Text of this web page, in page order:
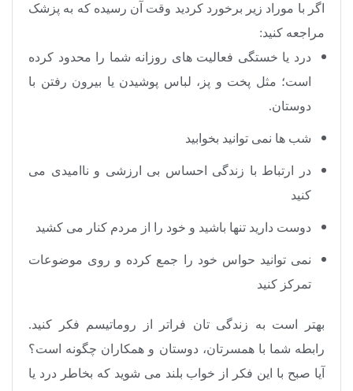
اگر با موراد زیر برخورد کردید وقت آن رسیده که به پزشک
مراجعه کنید:
درد یا خستگی فعالیت های روزانه شما را محدود کرده
است؛ مثل پخت و پز، لباس پوشیدن یا بیرون رفتن با
دوستان.
شب ها نمی توانید بخوابید
در ارتباط با زندگی احساس بی ارزشی و ناامیدی می
کنید
دوست دارید تنها باشید و خود را از مردم کنار می کشید
نمی توانید حواس خود را جمع کرده و روی موضوعات
تمرکز کنید
بهتر است به زندگی تان فراتر از روماتیسم فکر کنید.
رابطه شما با همسرتان، دوستان و همکاران چگونه است؟
آیا صبح با این فکر از خواب بلند می شوید که بخاطر درد یا